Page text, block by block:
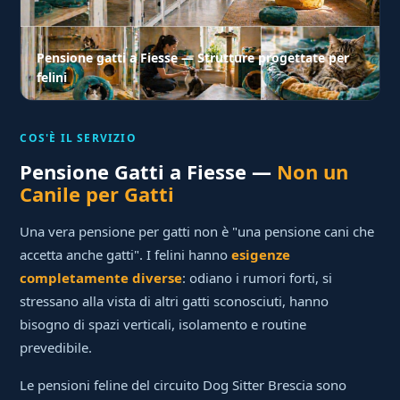
Pensione gatti a Fiesse — Strutture progettate per
felini
COS'È IL SERVIZIO
Pensione Gatti a Fiesse — Non un
Canile per Gatti
Una vera pensione per gatti non è "una pensione cani che
accetta anche gatti". I felini hannoesigenze
completamente diverse: odiano i rumori forti, si
stressano alla vista di altri gatti sconosciuti, hanno
bisogno di spazi verticali, isolamento e routine
prevedibile.
Le pensioni feline del circuito Dog Sitter Brescia sono